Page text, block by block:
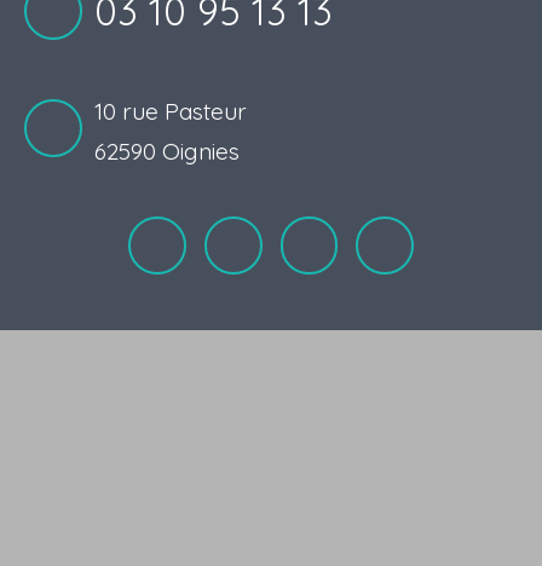
03 10 95 13 13
10 rue Pasteur
62590 Oignies